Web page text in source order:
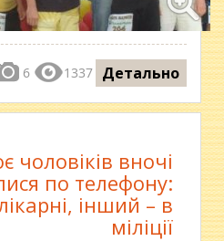
6 1337 Детально
чоловіків вночі
по телефону:
інший – в
міліції